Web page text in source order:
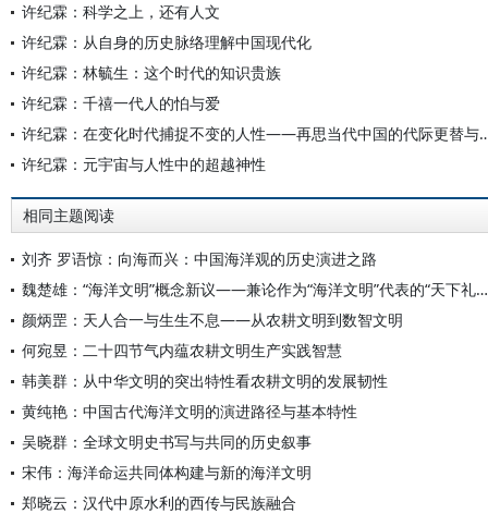
许纪霖：科学之上，还有人文
许纪霖：从自身的历史脉络理解中国现代化
许纪霖：林毓生：这个时代的知识贵族
许纪霖：千禧一代人的怕与爱
许纪霖：在变化时代捕捉不变的
许纪霖：元宇宙与人性中的超越神性
相同主题阅读
刘齐 罗语惊：向海而兴：中国海洋观的历史演进之路
魏楚雄：“海洋文明”概念新议——兼论作为“海洋文明”代表的“天下礼仪体制”
颜炳罡：天人合一与生生不息——从农耕文明到数智文明
何宛昱：二十四节气内蕴农耕文明生产实践智慧
韩美群：从中华文明的突出特性看农耕文明的发展韧性
黄纯艳：中国古代海洋文明的演进路径与基本特性
吴晓群：全球文明史书写与共同的历史叙事
宋伟：海洋命运共同体构建与新的海洋文明
郑晓云：汉代中原水利的西传与民族融合